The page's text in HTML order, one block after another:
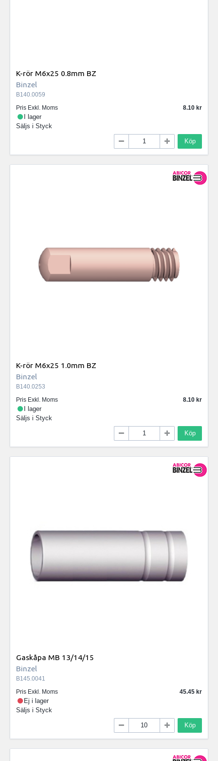
K-rör M6x25 0.8mm BZ
Binzel
B140.0059
Pris Exkl. Moms
8.10
I lager
Säljs i Styck
Köp
K-rör M6x25 1.0mm BZ
Binzel
B140.0253
Pris Exkl. Moms
8.10
I lager
Säljs i Styck
Köp
Gaskåpa MB 13/14/15
Binzel
B145.0041
Pris Exkl. Moms
45.45
Ej i lager
Säljs i Styck
Köp